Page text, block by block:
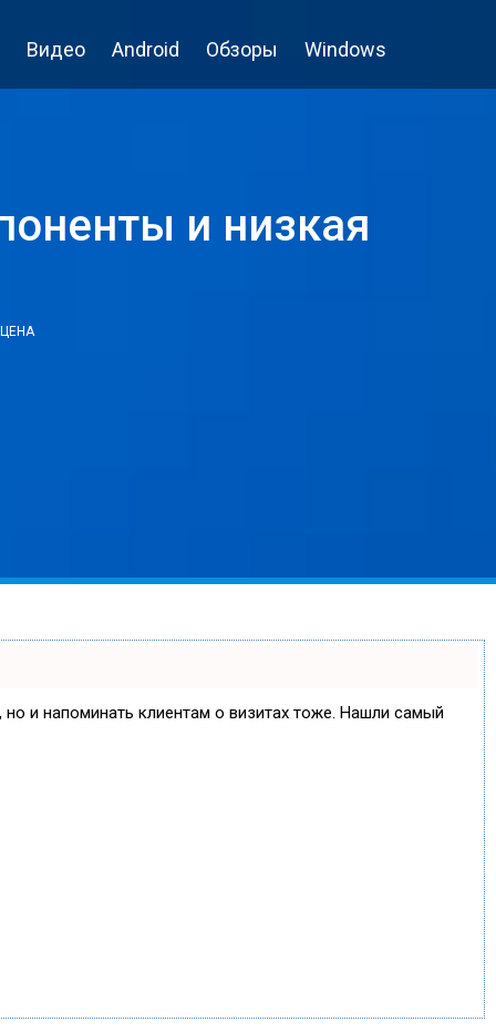
Видео Android Обзоры Windows
и низкая
но и напоминать клиентам о визитах тоже. Нашли самый